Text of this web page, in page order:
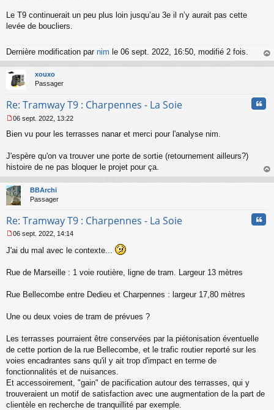
Le T9 continuerait un peu plus loin jusqu’au 3e il n’y aurait pas cette
levée de boucliers.
Dernière modification par nim le 06 sept. 2022, 16:50, modifié 2 fois.
au
xouxo
Passager
Re: Tramway T9 : Charpennes - La Soie
e
g
n
o
u
06 sept. 2022, 13:22
Bien vu pour les terrasses nanar et merci pour l'analyse nim.
J'espère qu'on va trouver une porte de sortie (retournement ailleurs?)
histoire de ne pas bloquer le projet pour ça.
au
BBArchi
Passager
Re: Tramway T9 : Charpennes - La Soie
e
a
e
o
u
06 sept. 2022, 14:14
J'ai du mal avec le contexte...
Rue de Marseille : 1 voie routière, ligne de tram. Largeur 13 mètres
Rue Bellecombe entre Dedieu et Charpennes : largeur 17,80 mètres
Une ou deux voies de tram de prévues ?
Les terrasses pourraient être conservées par la piétonisation éventuelle
de cette portion de la rue Bellecombe, et le trafic routier reporté sur les
voies encadrantes sans qu'il y ait trop d'impact en terme de
fonctionnalités et de nuisances.
Et accessoirement, "gain" de pacification autour des terrasses, qui y
trouveraient un motif de satisfaction avec une augmentation de la part de
clientèle en recherche de tranquillité par exemple.